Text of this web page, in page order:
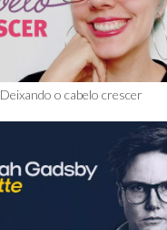
Deixando o cabelo crescer